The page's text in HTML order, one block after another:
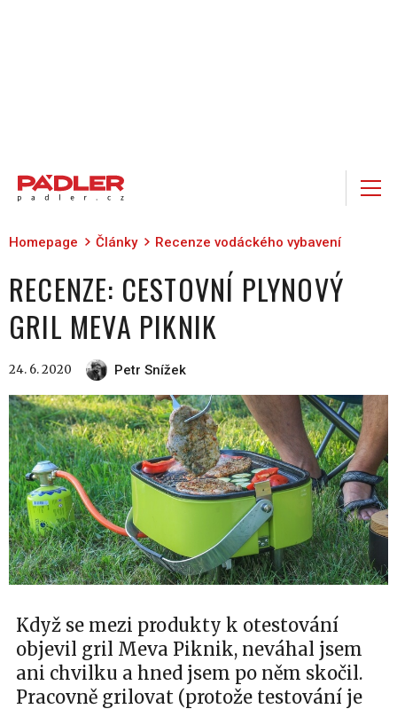
Homepage Články Recenze vodáckého vybavení
RECENZE: CESTOVNÍ PLYNOVÝ
GRIL MEVA PIKNIK
24. 6. 2020 Petr Snížek
Když se mezi produkty k otestování
objevil gril Meva Piknik, neváhal jsem
ani chvilku a hned jsem po něm skočil.
Pracovně grilovat (protože testování je